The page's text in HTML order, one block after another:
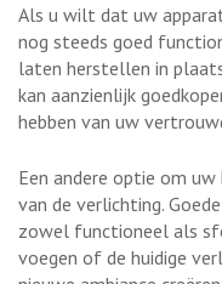
Als u wilt dat uw
nog steeds goed
laten herstellen in
kan aanzienlijk
hebben van uw
Een andere optie om
van de verlichting.
zowel functioneel als
voegen of de huidige